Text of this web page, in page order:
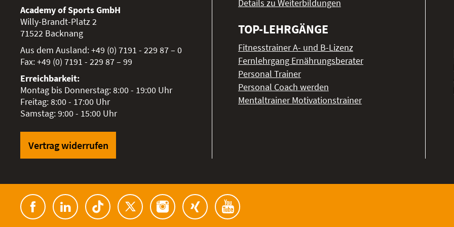
Academy of Sports GmbH
Willy-Brandt-Platz 2
71522 Backnang
Aus dem Ausland:+49 (0) 7191 - 229 87 – 0
Fax:+49 (0) 7191 - 229 87 – 99
Erreichbarkeit:
Montag bis Donnerstag: 8:00 - 19:00 Uhr
Freitag: 8:00 - 17:00 Uhr
Samstag: 9:00 - 15:00 Uhr
Vertrag widerrufen
Details zu Weiterbildungen
TOP-LEHRGÄNGE
Fitnesstrainer A- und B-Lizenz
Fernlehrgang Ernährungsberater
Personal Trainer
Personal Coach werden
Mentaltrainer Motivationstrainer